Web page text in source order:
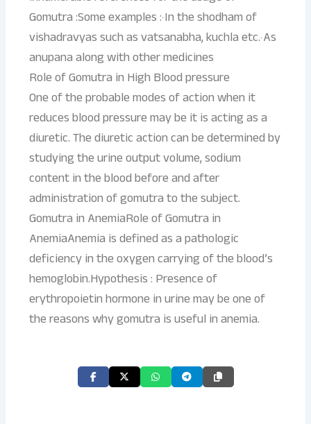
Gomutra :Some examples :· In the shodham of
vishadravyas such as vatsanabha, kuchla etc.· As
anupana along with other medicines
Role of Gomutra in High Blood pressure
One of the probable modes of action when it
reduces blood pressure may be it is acting as a
diuretic. The diuretic action can be determined by
studying the urine output volume, sodium
content in the blood before and after
administration of gomutra to the subject.
Gomutra in AnemiaRole of Gomutra in
AnemiaAnemia is defined as a pathologic
deficiency in the oxygen carrying of the blood’s
hemoglobin.Hypothesis : Presence of
erythropoietin hormone in urine may be one of
the reasons why gomutra is useful in anemia.